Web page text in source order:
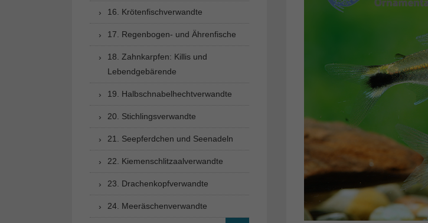
16. Krötenfischverwandte
17. Regenbogen- und Ährenfische
18. Zahnkarpfen: Killis und
Lebendgebärende
19. Halbschnabelhechtverwandte
20. Stichlingsverwandte
21. Seepferdchen und Seenadeln
22. Kiemenschlitzaalverwandte
23. Drachenkopfverwandte
24. Meeräschenverwandte